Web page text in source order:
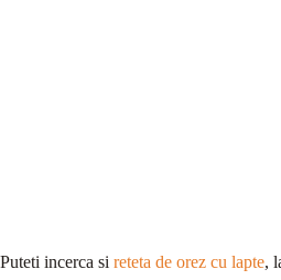
Puteti incerca si reteta de orez cu lapte,